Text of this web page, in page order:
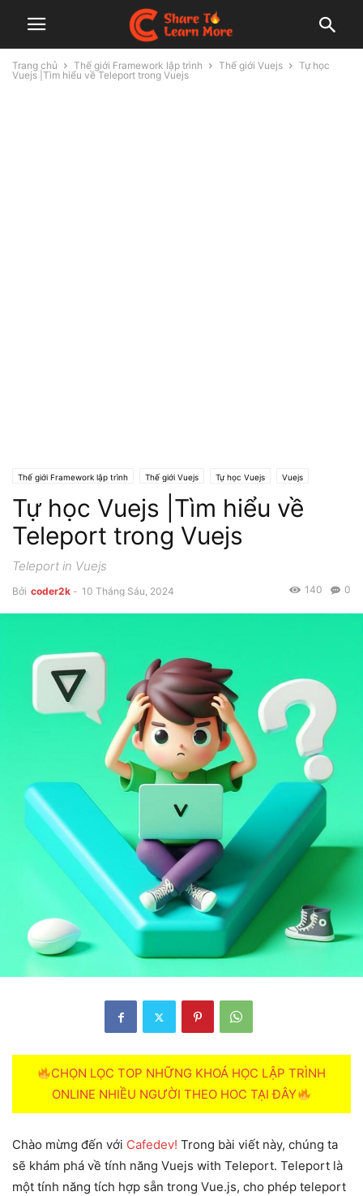
Trang chủ Thế giới Framework lập trình Thế giới Vuejs
Tự học
Vuejs |Tìm hiểu về Teleport trong Vuejs
Thế giới Framework lập trình Thế giới Vuejs Tự học Vuejs Vuejs
Tự học Vuejs |Tìm hiểu về
Teleport trong Vuejs
Teleport in Vuejs
Bởi coder2k - 10 Tháng Sáu, 2024 0
140
CHỌN LỌC TOP NHỮNG KHOÁ HỌC LẬP TRÌNH
ONLINE NHIỀU NGƯỜI THEO HOC TẠI ĐÂY
Chào mừng đến với Cafedev! Trong bài viết này, chúng ta
sẽ khám phá về tính năng Vuejs with Teleport. Teleport là
một tính năng tích hợp sẵn trong Vue.js, cho phép teleport